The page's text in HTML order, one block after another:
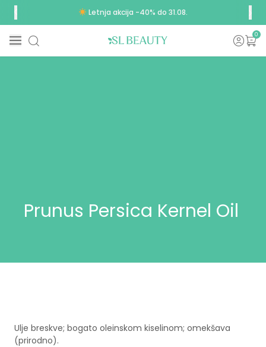
Letnja akcija -40% do 31.08.
0
Prunus Persica Kernel Oil
Ulje breskve; bogato oleinskom kiselinom; omekšava
(prirodno).